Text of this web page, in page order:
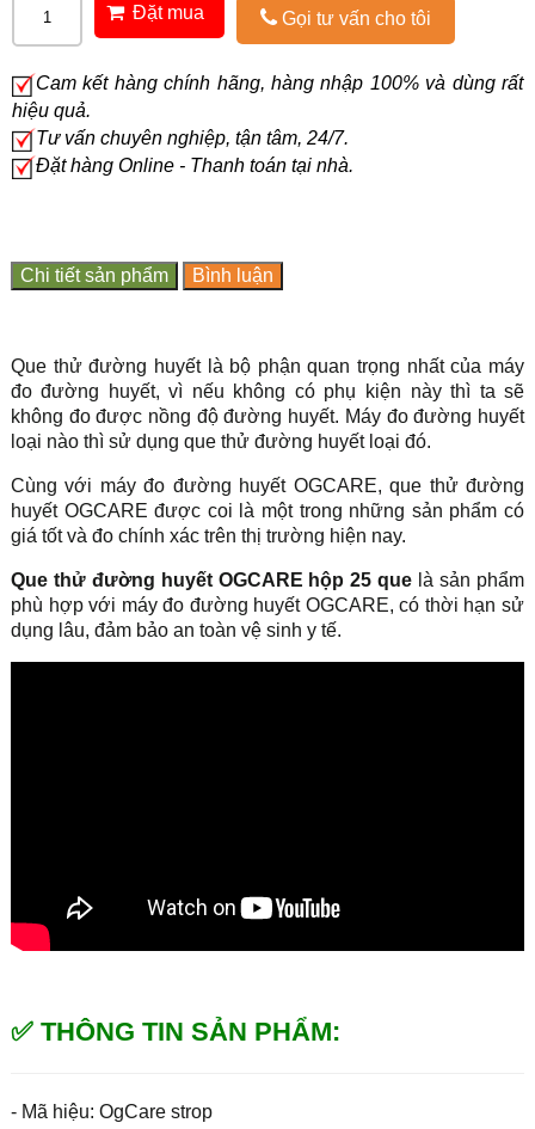
Đặt mua Gọi tư vấn cho tôi
Cam kết hàng chính hãng, hàng nhập 100% và dùng rất
hiệu quả.
Tư vấn chuyên nghiệp, tận tâm, 24/7.
Đặt hàng Online - Thanh toán tại nhà.
Chi tiết sản phẩm Bình luận
Que thử đường huyết là bộ phận quan trọng nhất của máy
đo đường huyết, vì nếu không có phụ kiện này thì ta sẽ
không đo được nồng độ đường huyết. Máy đo đường huyết
loại nào thì sử dụng que thử đường huyết loại đó.
Cùng với máy đo đường huyết OGCARE, que thử đường
huyết OGCARE được coi là một trong những sản phẩm có
giá tốt và đo chính xác trên thị trường hiện nay.
Que thử đường huyết OGCARE hộp 25 que là sản phẩm
phù hợp với máy đo đường huyết OGCARE, có thời hạn sử
dụng lâu, đảm bảo an toàn vệ sinh y tế.
✅ THÔNG TIN SẢN PHẨM:
- Mã hiệu: OgCare strop